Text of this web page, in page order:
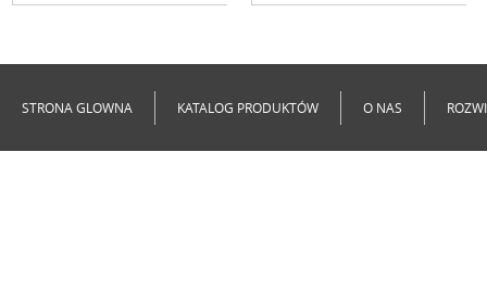
STRONA GLOWNA KATALOG PRODUKTÓW O NAS